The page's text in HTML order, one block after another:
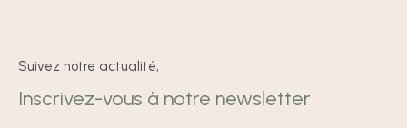
Suivez notre actualité,
Inscrivez-vous à notre newsletter